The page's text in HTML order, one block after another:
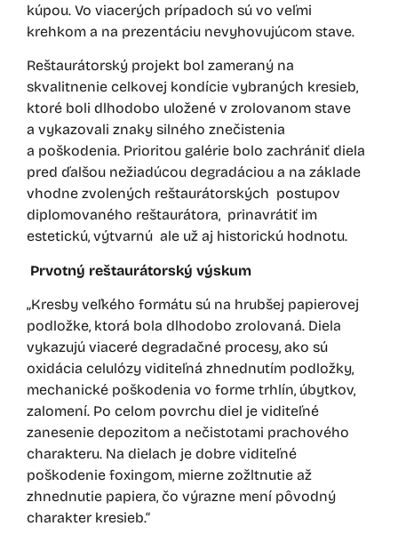
kúpou. Vo viacerých prípadoch sú vo veľmi
krehkom a na prezentáciu nevyhovujúcom stave.
Reštaurátorský projekt bol zameraný na
skvalitnenie celkovej kondície vybraných kresieb,
ktoré boli dlhodobo uložené v zrolovanom stave
a vykazovali znaky silného znečistenia
a poškodenia. Prioritou galérie bolo zachrániť diela
pred ďalšou nežiadúcou degradáciou a na základe
vhodne zvolených reštaurátorských postupov
diplomovaného reštaurátora, prinavrátiť im
estetickú, výtvarnú ale už aj historickú hodnotu.
Prvotný reštaurátorský výskum
„Kresby veľkého formátu sú na hrubšej papierovej
podložke, ktorá bola dlhodobo zrolovaná. Diela
vykazujú viaceré degradačné procesy, ako sú
oxidácia celulózy viditeľná zhnednutím podložky,
mechanické poškodenia vo forme trhlín, úbytkov,
zalomení. Po celom povrchu diel je viditeľné
zanesenie depozitom a nečistotami prachového
charakteru. Na dielach je dobre viditeľné
poškodenie foxingom, mierne zožltnutie až
zhnednutie papiera, čo výrazne mení pôvodný
charakter kresieb.“